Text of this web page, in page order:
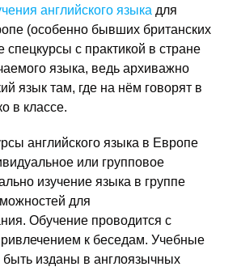
английского языка для
(особенно бывших британских
спецкурсы с практикой в стране
языка, ведь архиважно
язык там, где на нём говорят в
в классе.
английского языка в Европе
или групповое
изучение языка в группе
для
Обучение проводится с
к беседам. Учебные
изданы в англоязычных